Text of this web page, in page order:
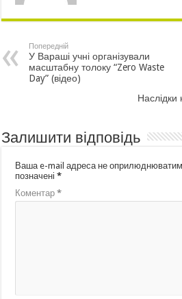
Попередній
У Вараші учні організували
масштабну толоку “Zero Waste
Day” (відео)
Наслідки
Залишити відповідь
Ваша e-mail адреса не
позначені*
Коментар*